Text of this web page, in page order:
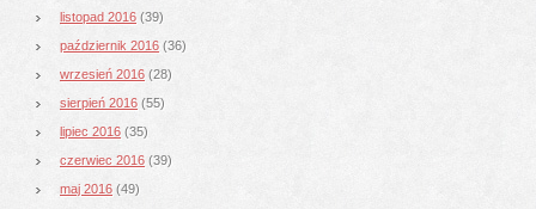
listopad 2016 (39)
październik 2016 (36)
wrzesień 2016 (28)
sierpień 2016 (55)
lipiec 2016 (35)
czerwiec 2016 (39)
maj 2016 (49)